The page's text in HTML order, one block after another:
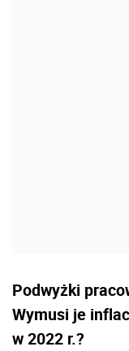
Podwyżki
Wymusi je
w 2022 r.?